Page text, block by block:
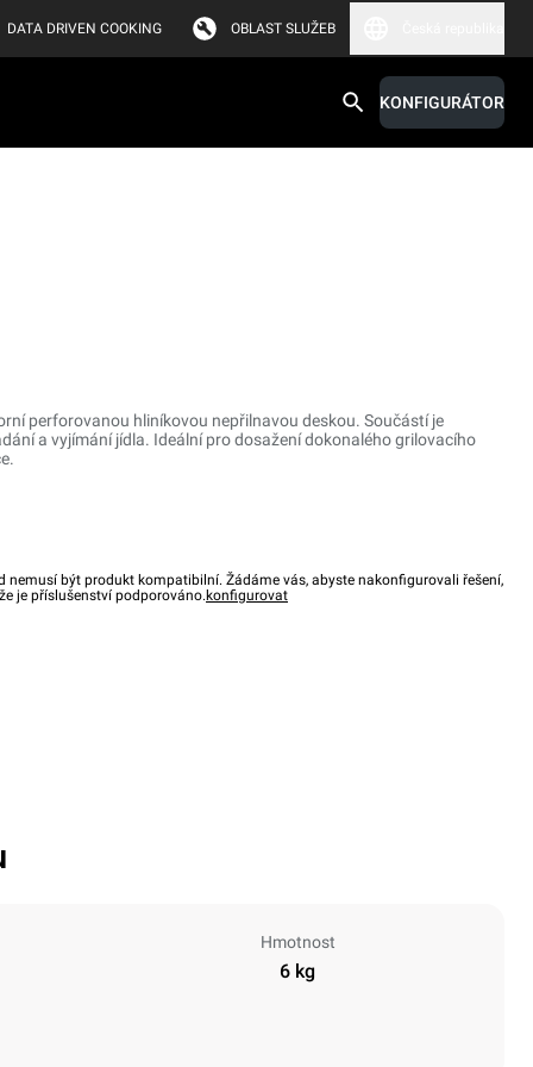
DATA DRIVEN COOKING OBLAST SLUŽEB
KONFIGURÁTOR
perforovanou hliníkovou nepřilnavou deskou. Součástí je
a vyjímání jídla. Ideální pro dosažení dokonalého grilovacího
nemusí být produkt kompatibilní. Žádáme vás, abyste nakonfigurovali řešení,
je příslušenství podporováno. konfigurovat
Hmotnost
6 kg